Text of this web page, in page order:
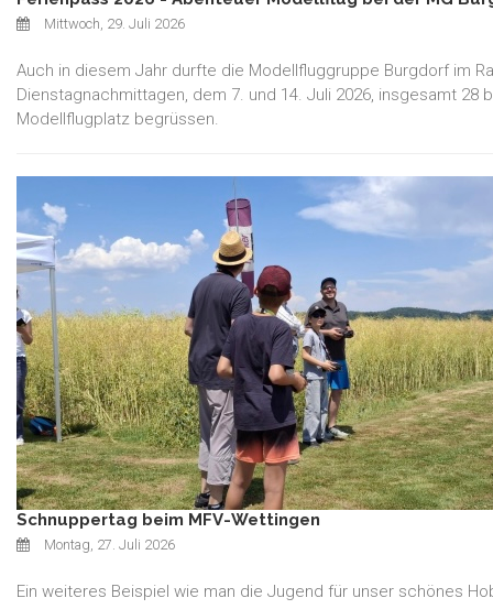
Mittwoch, 29. Juli 2026
Auch in diesem Jahr durfte die Modellfluggruppe Burgdorf im
Dienstagnachmittagen, dem 7. und 14. Juli 2026, insgesamt
Modellflugplatz begrüssen.
Schnuppertag beim MFV-Wettingen
Montag, 27. Juli 2026
Ein weiteres Beispiel wie man die Jugend für unser schönes